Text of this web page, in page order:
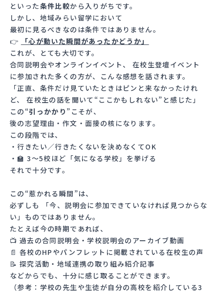
といった条件比較から入りがちです。
しかし、地域みらい留学において
最初に見るべきなのは条件ではありません。
👉
「心が動いた瞬間があったかどうか」
これが、とても大切です。
合同説明会やオンラインイベント、 在校生登壇イベント
に参加された多くの方が、こんな感想を話されます。
「正直、条件だけ見ていたときはピンと来なかったけれ
ど、 在校生の話を聞いて“ここかもしれない”と感じた」
この“引っかかり ”こそが、
後の志望理由・作文・面接の核になります。
この段階では、
・行きたい／行きたくないを決めなくてOK
・🏫 3〜5校ほど「気になる学校」を挙げる
それで十分です。
この“惹かれる瞬間”は、
必ずしも 「今、説明会に参加できていなければ見つからな
い」ものではありません。
たとえば今の時期であれば、
📺 過去の合同説明会・学校説明会のアーカイブ動画
📄 各校のHPやパンフレットに掲載されている在校生の声
📝 探究活動・地域連携の取り組み紹介記事
などからでも、十分に感じ取ることができます。
（参考： 学校の先生や生徒が自分の高校を紹介している3